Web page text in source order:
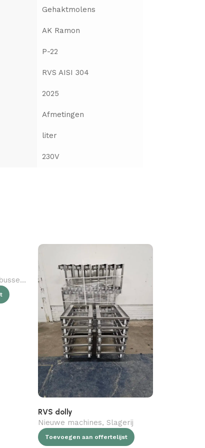
Gehaktmolens
AK Ramon
P-22
RVS AISI 304
2025
Afmetingen
liter
230V
, Slagerij
RVS dolly
Nieuwe machines, Slagerij
Toevoegen aan offertelijst